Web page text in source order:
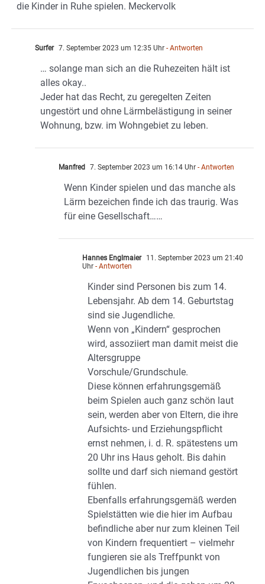
die Kinder in Ruhe spielen. Meckervolk
Surfer 7. September 2023 um 12:35 Uhr - Antworten
… solange man sich an die Ruhezeiten hält ist
alles okay..
Jeder hat das Recht, zu geregelten Zeiten
ungestört und ohne Lärmbelästigung in seiner
Wohnung, bzw. im Wohngebiet zu leben.
Manfred 7. September 2023 um 16:14 Uhr - Antworten
Wenn Kinder spielen und das manche als
Lärm bezeichen finde ich das traurig. Was
für eine Gesellschaft……
Hannes Englmaier
11. September 2023 um 21:40
Uhr - Antworten
Kinder sind Personen bis zum 14.
Lebensjahr. Ab dem 14. Geburtstag
sind sie Jugendliche.
Wenn von „Kindern“ gesprochen
wird, assoziiert man damit meist die
Altersgruppe
Vorschule/Grundschule.
Diese können erfahrungsgemäß
beim Spielen auch ganz schön laut
sein, werden aber von Eltern, die ihre
Aufsichts- und Erziehungspflicht
ernst nehmen, i. d. R. spätestens um
20 Uhr ins Haus geholt. Bis dahin
sollte und darf sich niemand gestört
fühlen.
Ebenfalls erfahrungsgemäß werden
Spielstätten wie die hier im Aufbau
befindliche aber nur zum kleinen Teil
von Kindern frequentiert – vielmehr
fungieren sie als Treffpunkt von
Jugendlichen bis jungen